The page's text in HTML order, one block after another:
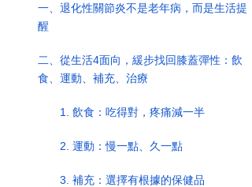
一、退化性關節炎不是老年病，而是生活提
醒
二、從生活4面向，緩步找回膝蓋彈性：飲
食、運動、補充、治療
1. 飲食：吃得對，疼痛減一半
2. 運動：慢一點、久一點
3. 補充：選擇有根據的保健品